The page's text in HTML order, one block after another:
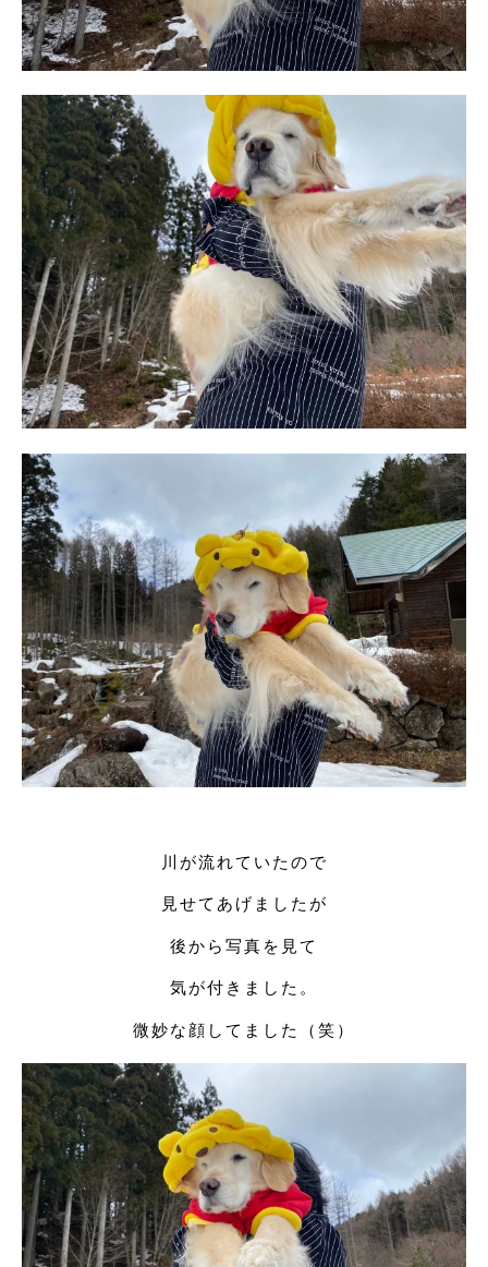
川が流れていたので
見せてあげましたが
後から写真を見て
気が付きました。
微妙な顔してました（笑）